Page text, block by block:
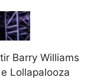
Barry Williams
Lollapalooza